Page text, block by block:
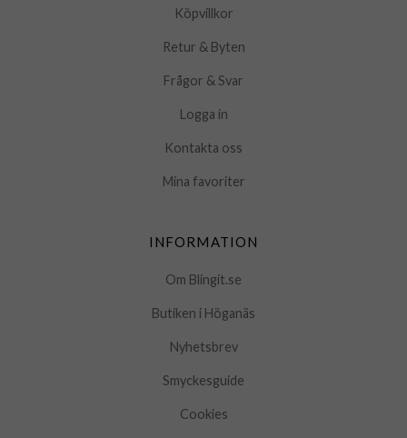
Köpvillkor
Retur & Byten
Frågor & Svar
Logga in
Kontakta oss
Mina favoriter
INFORMATION
Om Blingit.se
Butiken i Höganäs
Nyhetsbrev
Smyckesguide
Cookies